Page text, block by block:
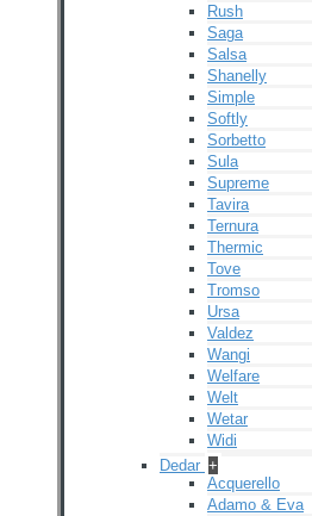
Rush
Saga
Salsa
Shanelly
Simple
Softly
Sorbetto
Sula
Supreme
Tavira
Ternura
Thermic
Tove
Tromso
Ursa
Valdez
Wangi
Welfare
Welt
Wetar
Widi
Dedar +
Acquerello
Adamo & Eva